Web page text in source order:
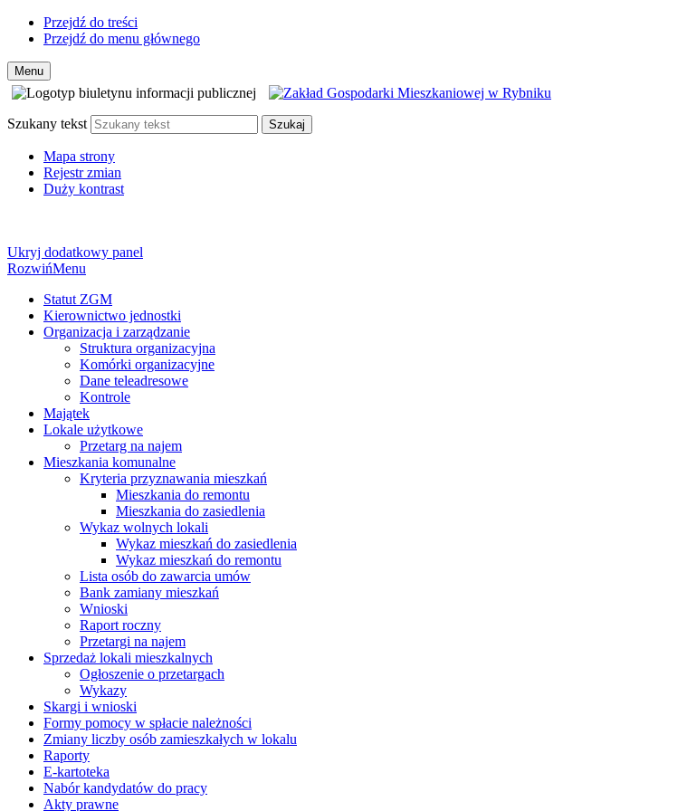
Przejdź do treści
Przejdź do menu głównego
Menu
Szukany tekst Szukaj
Mapa strony
Rejestr zmian
Duży kontrast
Ukryj dodatkowy panel
RozwińMenu
Statut ZGM
Kierownictwo jednostki
Organizacja i zarządzanie
Struktura organizacyjna
Komórki organizacyjne
Dane teleadresowe
Kontrole
Majątek
Lokale użytkowe
Przetarg na najem
Mieszkania komunalne
Kryteria przyznawania mieszkań
Mieszkania do remontu
Mieszkania do zasiedlenia
Wykaz wolnych lokali
Wykaz mieszkań do zasiedlenia
Wykaz mieszkań do remontu
Lista osób do zawarcia umów
Bank zamiany mieszkań
Wnioski
Raport roczny
Przetargi na najem
Sprzedaż lokali mieszkalnych
Ogłoszenie o przetargach
Wykazy
Skargi i wnioski
Formy pomocy w spłacie należności
Zmiany liczby osób zamieszkałych w lokalu
Raporty
E-kartoteka
Nabór kandydatów do pracy
Akty prawne